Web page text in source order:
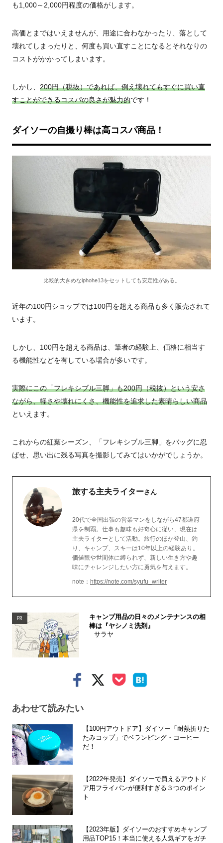
も1,000～2,000円程度の価格がします。
高価とまではいえませんが、用途に合わなかったり、落として
壊れてしまったりと、何度も買い直すことになるとそれなりの
コストがかかってしまいます。
しかし、 200円（税抜）であれば、例え壊れてもすぐに買い直
すことができるコスパの良さが魅力的です！
ダイソーの自撮り棒は高コスパ商品！
比較的大きめなiphohe13をセットしても安定性がある。
近年の100円ショップでは100円を超える商品も多く販売されて
います。
しかし、100円を超える商品は、筆者の経験上、価格に相当す
る機能性などを有している場合が多いです。
実際にこの「フレキシブル三脚」も200円（税抜）という安さ
ながら、軽さや壊れにくさ、機能性を追求した素晴らしい商品
といえます。
これからの紅葉シーズン、「フレキシブル三脚」をバッグに忍
ばせ、思い出に残る写真を撮影してみてはいかがでしょうか。
旅する主夫ライターさん
20代で全国出張の営業マンをしながら47都道府
県を制覇。仕事も趣味も好奇心に従い、現在は
主夫ライターとして活動。旅行のほか登山、釣
り、キャンプ、スキーは10年以上の経験あり。
価値観や世間体に縛られず、新しい生き方や趣
味にチャレンジしたい方に勇気を与えます。
note： https://note.com/syufu_writer
PR
キャンプ用品の日々のメンテナンスの相
棒は『ヤシノミ洗剤』
サラヤ
あわせて読みたい
【100円アウトドア】ダイソー「耐熱折りた
たみコップ」でベランピング・コーヒー
だ！
【2022年発売】ダイソーで買えるアウトド
ア用フライパンが便利すぎる３つのポイン
ト
【2023年版】ダイソーのおすすめキャンプ
用品TOP15！本当に使える人気ギアをガチ